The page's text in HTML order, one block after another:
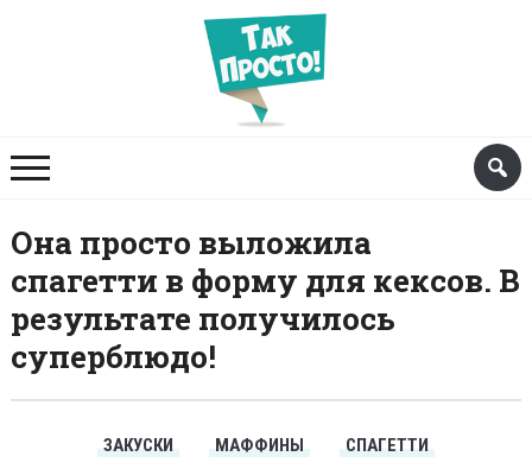
Она просто выложила
спагетти в форму для кексов. В
результате получилось
суперблюдо!
ЗАКУСКИ МАФФИНЫ СПАГЕТТИ